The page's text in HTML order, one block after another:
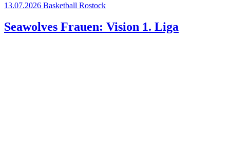
13.07.2026 Basketball Rostock
Seawolves Frauen: Vision 1. Liga